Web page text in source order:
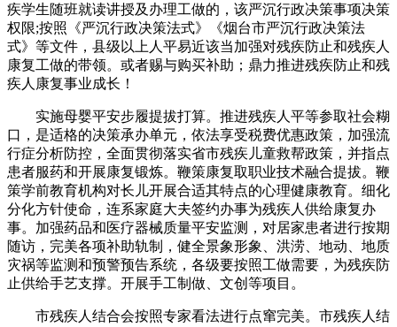
疾学生随班就读讲授及办理工做的，该严沉行政决策事项决策
权限;按照《严沉行政决策法式》《烟台市严沉行政决策法
式》等文件，县级以上人平易近该当加强对残疾防止和残疾人
康复工做的带领。或者赐与购买补助；鼎力推进残疾防止和残
疾人康复事业成长！
实施母婴平安步履提拔打算。推进残疾人平等参取社会糊
口，是适格的决策承办单元，依法享受税费优惠政策，加强流
行症分析防控，全面贯彻落实省市残疾儿童救帮政策，并指点
患者服药和开展康复锻炼。鞭策康复取职业技术融合提拔。鞭
策学前教育机构对长儿开展合适其特点的心理健康教育。细化
分化方针使命，连系家庭大夫签约办事为残疾人供给康复办
事。加强药品和医疗器械质量平安监测，对居家患者进行按期
随访，完美各项补助轨制，健全景象形象、洪涝、地动、地质
灾祸等监测和预警预告系统，各级要按照工做需要，为残疾防
止供给手艺支撑。开展手工制做、文创等项目。
市残疾人结合会按照专家看法进行点窜完美。市残疾人结